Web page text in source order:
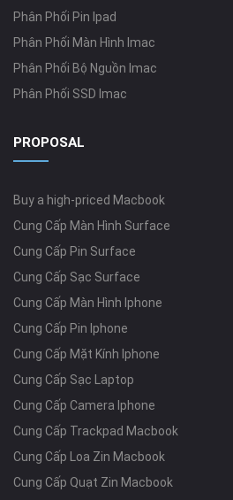
Phân Phối Pin Ipad
Phân Phối Màn Hình Imac
Phân Phối Bộ Nguồn Imac
Phân Phối SSD Imac
PROPOSAL
Buy a high-priced Macbook
Cung Cấp Màn Hình Surface
Cung Cấp Pin Surface
Cung Cấp Sạc Surface
Cung Cấp Màn Hình Iphone
Cung Cấp Pin Iphone
Cung Cấp Mặt Kính Iphone
Cung Cấp Sạc Laptop
Cung Cấp Camera Iphone
Cung Cấp Trackpad Macbook
Cung Cấp Loa Zin Macbook
Cung Cấp Quạt Zin Macbook